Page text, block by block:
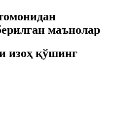
маънолар
изоҳ қўшинг